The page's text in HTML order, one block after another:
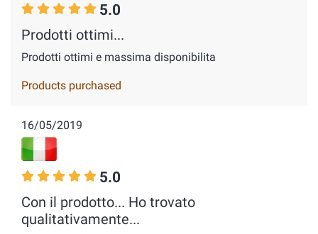
5.0
Prodotti ottimi...
Prodotti ottimi e massima disponibilita
Products purchased
16/05/2019
5.0
Con il prodotto... Ho trovato
qualitativamente...